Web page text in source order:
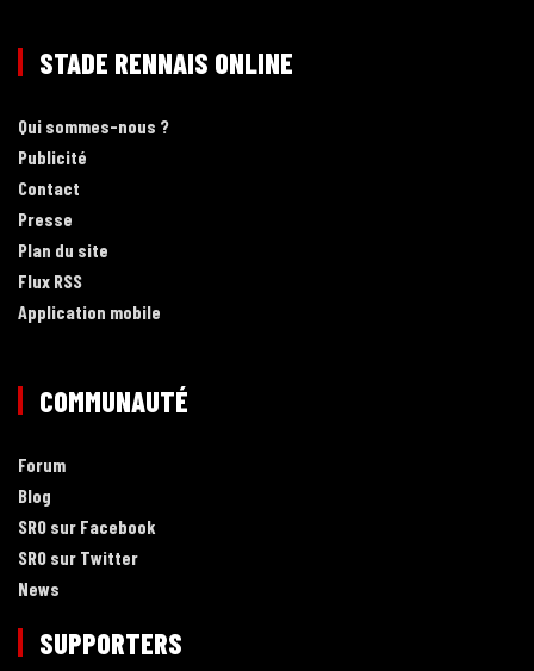
STADE RENNAIS ONLINE
Qui sommes-nous ?
Publicité
Contact
Presse
Plan du site
Flux RSS
Application mobile
COMMUNAUTÉ
Forum
Blog
SRO sur Facebook
SRO sur Twitter
News
SUPPORTERS